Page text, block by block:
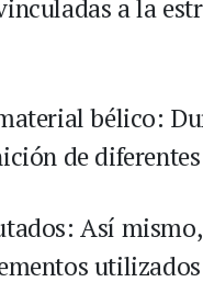
a la
bélico:
de
Así